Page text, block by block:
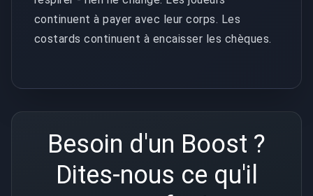
continuent à payer avec leur corps. Les
costards continuent à encaisser les chèques.
Besoin d'un Boost ?
Dites-nous ce qu'il